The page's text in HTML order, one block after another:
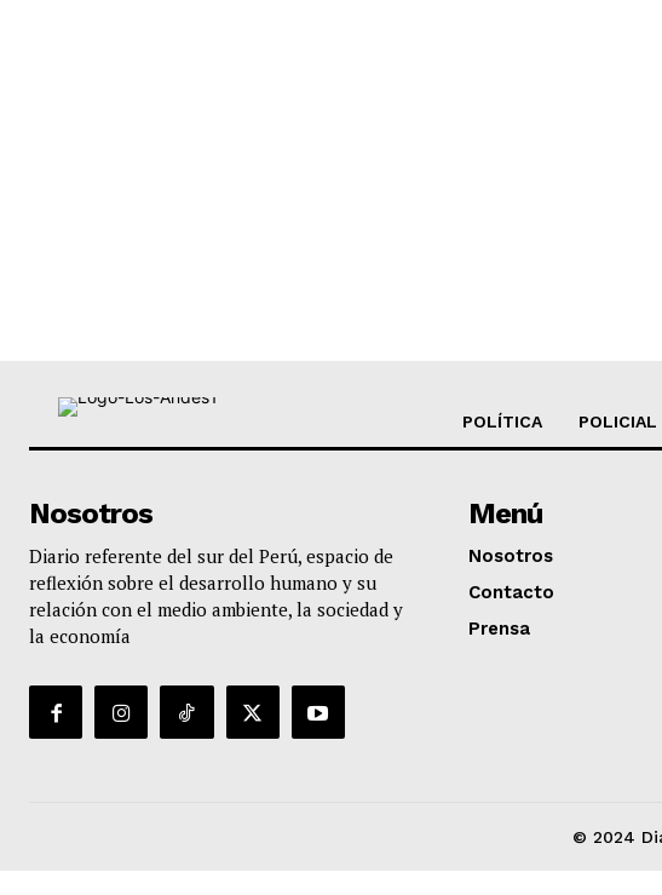
POLÍTICA POLICIAL
Nosotros
Diario referente del sur del Perú, espacio de
reflexión sobre el desarrollo humano y su
relación con el medio ambiente, la sociedad y
la economía
Menú
Nosotros
Contacto
Prensa
© 2024